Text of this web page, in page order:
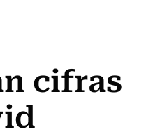
cifras